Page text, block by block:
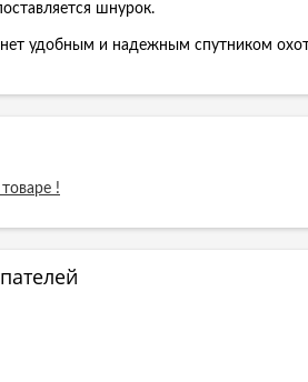
шнурок.
удобным и надежным спутником
!